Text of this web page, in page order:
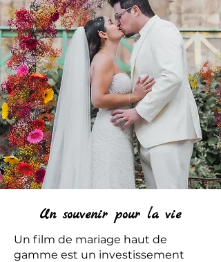
Un souvenir pour la vie
Un film de mariage haut de
gamme est un investissement